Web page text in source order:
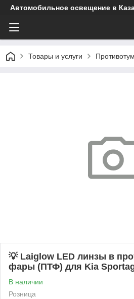
Автомобильное освещение в
Товары и услуги
💡 Laiglow LED линзы в
фары (ПТФ) для Kia
В наличии
Розница